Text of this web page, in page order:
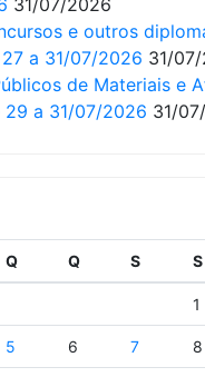
31/07/2026
e outros
a 31/07/2026 31/
de Materiais e
29 a 31/07/2026 31/
Q Q S S
1
5 6 7 8